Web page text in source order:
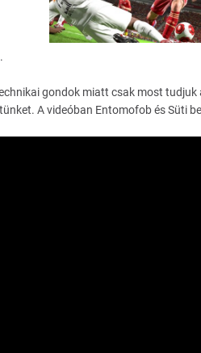
gondok miatt csak most
A videóban Entomofob és Süti